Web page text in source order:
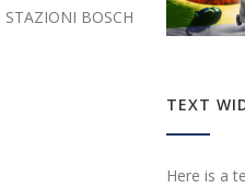
BOSCH
TEXT
Here is a